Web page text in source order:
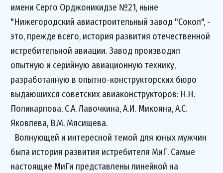
имени Серго Орджоникидзе №21, ныне
"Нижегородский авиастроительный завод "Сокол", -
это, прежде всего, история развития отечественной
истребительной авиации. Завод производил
опытную и серийную авиационную технику,
разработанную в опытно-конструкторских бюро
выдающихся советских авиаконструкторов: Н.Н.
Поликарпова, С.А. Лавочкина, А.И. Микояна, А.С.
Яковлева, В.М. Мясищева.
Волнующей и интересной темой для юных мужчин
была история развития истребителя МиГ. Самые
настоящие МиГи представлены линейкой на